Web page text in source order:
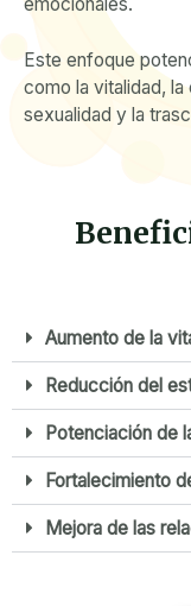
Este enfoque
como la vitalidad,
sexualidad y la
Aumento de la
Reducción del
Potenciación de
Fortalecimiento
Mejora de las